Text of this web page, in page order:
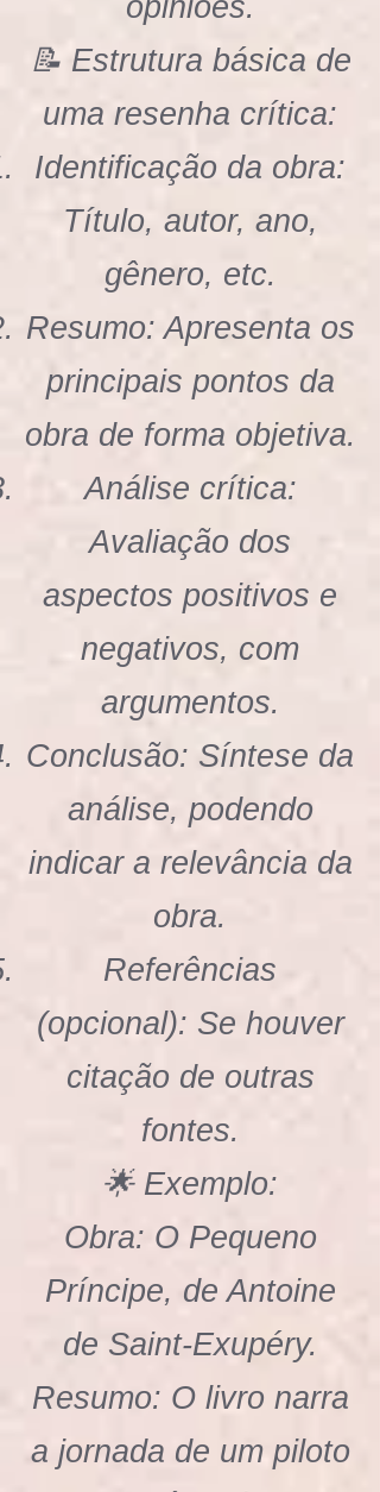
opiniões.
📝 Estrutura básica de
uma resenha crítica:
Identificação da obra:
Título, autor, ano,
gênero, etc.
Resumo: Apresenta os
principais pontos da
obra de forma objetiva.
Análise crítica:
Avaliação dos
aspectos positivos e
negativos, com
argumentos.
Conclusão: Síntese da
análise, podendo
indicar a relevância da
obra.
Referências
(opcional): Se houver
citação de outras
fontes.
🌟 Exemplo:
Obra: O Pequeno
Príncipe, de Antoine
de Saint-Exupéry.
Resumo: O livro narra
a jornada de um piloto